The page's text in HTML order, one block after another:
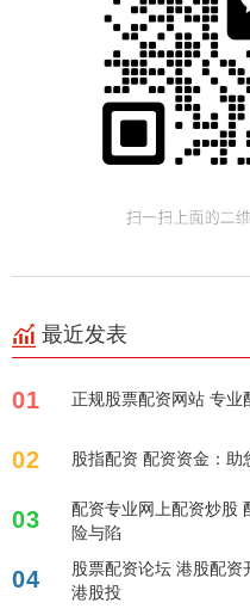
最近发表
01 正规股票配资网站 专业
02 股指配资 配资资金：助
03
配资专业网上配资炒股
险与陷
04
股票配资论坛 港股配
港股投